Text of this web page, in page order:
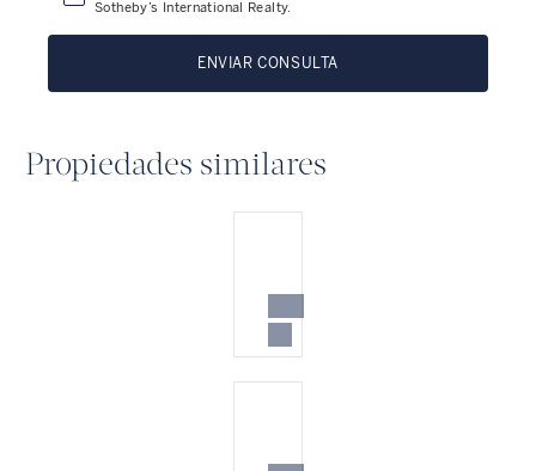
Sotheby’s International Realty.
ENVIAR CONSULTA
Propiedades similares